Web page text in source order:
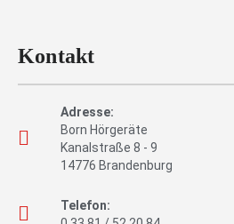
Kontakt
Adresse:
Born Hörgeräte
Kanalstraße 8 - 9
14776 Brandenburg
Telefon: